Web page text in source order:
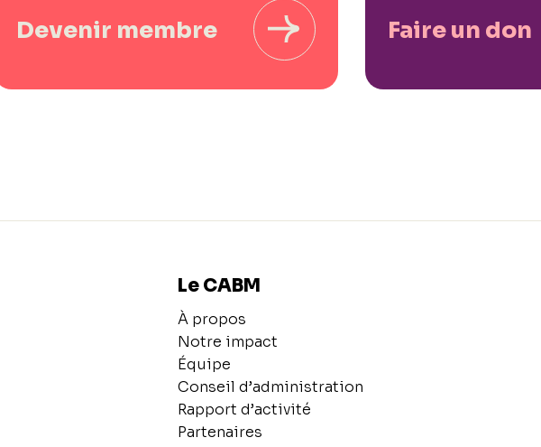
Devenir membre Faire un don
Le CABM
À propos
Notre impact
Équipe
Conseil d’administration
Rapport d’activité
Partenaires